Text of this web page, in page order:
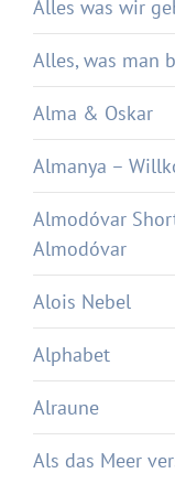
Alles was wir
Alles, was man
Alma & Oskar
Almanya –
Almodóvar
Almodóvar
Alois Nebel
Alphabet
Alraune
Als das Meer